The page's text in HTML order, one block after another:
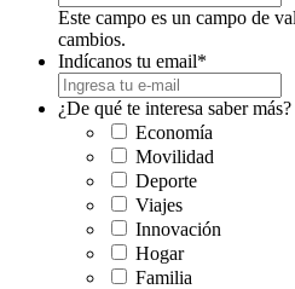
Este campo es un campo de
cambios.
Indícanos tu email*
¿De qué te interesa saber más?
Economía
Movilidad
Deporte
Viajes
Innovación
Hogar
Familia